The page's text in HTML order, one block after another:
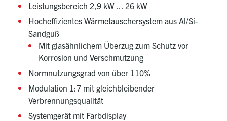
Leistungsbereich 2,9 kW ... 26 kW
Hocheffizientes Wärmetauschersystem aus Al/Si-
Sandguß
Mit glasähnlichem Überzug zum Schutz vor
Korrosion und Verschmutzung
Normnutzungsgrad von über 110%
Modulation 1:7 mit gleichbleibender
Verbrennungsqualität
Systemgerät mit Farbdisplay